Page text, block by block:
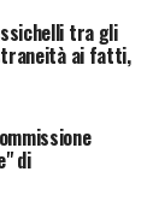
tra gli
ai fatti,
di